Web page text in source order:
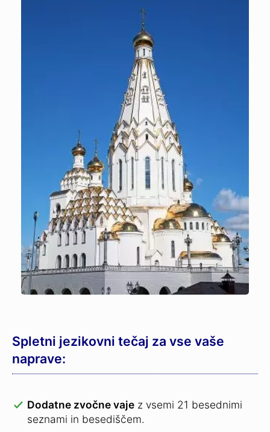
Spletni jezikovni tečaj za vse vaše
naprave:
Dodatne zvočne vaje z vsemi 21 besednimi
seznami in besediščem.